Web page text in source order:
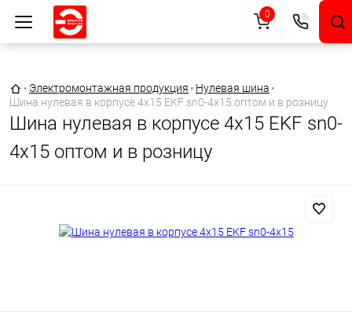
Главная страница
• Электромонтажная продукция • Нулевая шина •
Шина нулевая в корпусе 4х15 EKF sn0-4x15 оптом и в розницу
Шина нулевая в корпусе 4х15 EKF sn0-
4x15 оптом и в розницу
0